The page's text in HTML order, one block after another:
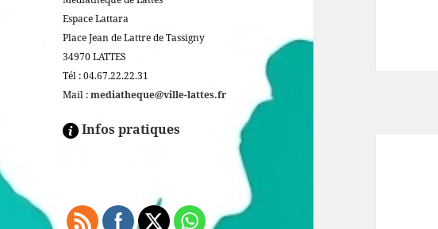
Espace Lattara
Place Jean de Lattre de Tassigny
34970 LATTES
Tél : 04.67.22.22.31
Mail :mediatheque@ville-lattes.fr
Infos pratiques
Facebook is disabled.